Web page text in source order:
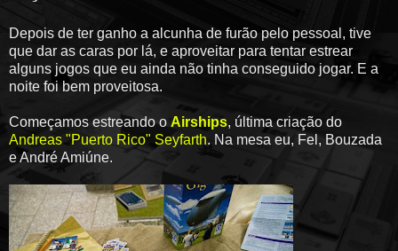
Depois de ter ganho a alcunha de furão pelo pessoal, tive
que dar as caras por lá, e aproveitar para tentar estrear
alguns jogos que eu ainda não tinha conseguido jogar. E a
noite foi bem proveitosa.
Começamos estreando o Airships, última criação do
Andreas "Puerto Rico" Seyfarth. Na mesa eu, Fel, Bouzada
e André Amiúne.